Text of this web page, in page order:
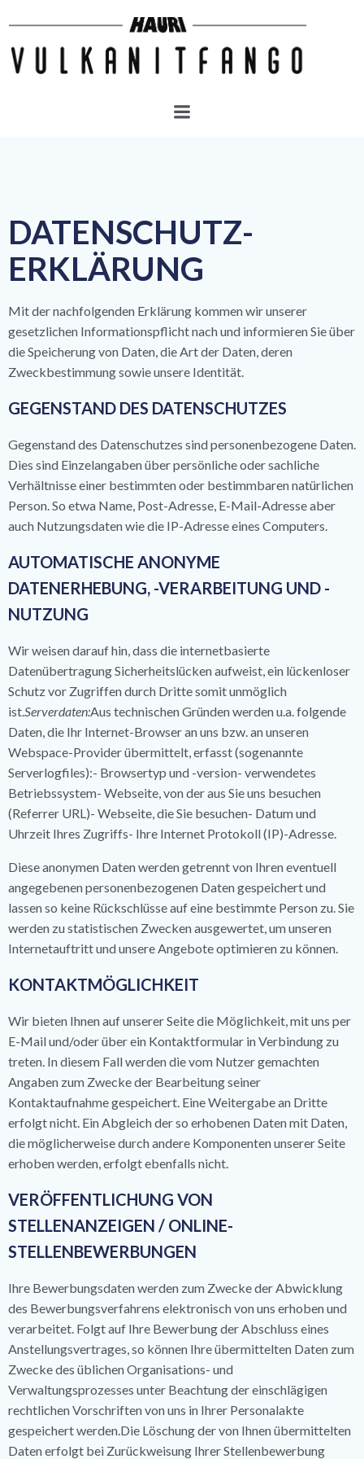
Inhalt
springen
DATENSCHUTZ­
ERKLÄRUNG
Mit der nachfolgenden Erklärung kommen wir unserer
gesetzlichen Informationspflicht nach und informieren Sie über
die Speicherung von Daten, die Art der Daten, deren
Zweckbestimmung sowie unsere Identität.
GEGENSTAND DES DATENSCHUTZES
Gegenstand des Datenschutzes sind personenbezogene Daten.
Dies sind Einzelangaben über persönliche oder sachliche
Verhältnisse einer bestimmten oder bestimmbaren natürlichen
Person. So etwa Name, Post-Adresse, E-Mail-Adresse aber
auch Nutzungsdaten wie die IP-Adresse eines Computers.
AUTOMATISCHE ANONYME
DATENERHEBUNG, -VERARBEITUNG UND -
NUTZUNG
Wir weisen darauf hin, dass die internetbasierte
Datenübertragung Sicherheitslücken aufweist, ein lückenloser
Schutz vor Zugriffen durch Dritte somit unmöglich
ist.Serverdaten:Aus technischen Gründen werden u.a. folgende
Daten, die Ihr Internet-Browser an uns bzw. an unseren
Webspace-Provider übermittelt, erfasst (sogenannte
Serverlogfiles):- Browsertyp und -version- verwendetes
Betriebssystem- Webseite, von der aus Sie uns besuchen
(Referrer URL)- Webseite, die Sie besuchen- Datum und
Uhrzeit Ihres Zugriffs- Ihre Internet Protokoll (IP)-Adresse.
Diese anonymen Daten werden getrennt von Ihren eventuell
angegebenen personenbezogenen Daten gespeichert und
lassen so keine Rückschlüsse auf eine bestimmte Person zu. Sie
werden zu statistischen Zwecken ausgewertet, um unseren
Internetauftritt und unsere Angebote optimieren zu können.
KONTAKTMÖGLICHKEIT
Wir bieten Ihnen auf unserer Seite die Möglichkeit, mit uns per
E-Mail und/oder über ein Kontaktformular in Verbindung zu
treten. In diesem Fall werden die vom Nutzer gemachten
Angaben zum Zwecke der Bearbeitung seiner
Kontaktaufnahme gespeichert. Eine Weitergabe an Dritte
erfolgt nicht. Ein Abgleich der so erhobenen Daten mit Daten,
die möglicherweise durch andere Komponenten unserer Seite
erhoben werden, erfolgt ebenfalls nicht.
VERÖFFENTLICHUNG VON
STELLENANZEIGEN / ONLINE-
STELLENBEWERBUNGEN
Ihre Bewerbungsdaten werden zum Zwecke der Abwicklung
des Bewerbungsverfahrens elektronisch von uns erhoben und
verarbeitet. Folgt auf Ihre Bewerbung der Abschluss eines
Anstellungsvertrages, so können Ihre übermittelten Daten zum
Zwecke des üblichen Organisations- und
Verwaltungsprozesses unter Beachtung der einschlägigen
rechtlichen Vorschriften von uns in Ihrer Personalakte
gespeichert werden.Die Löschung der von Ihnen übermittelten
Daten erfolgt bei Zurückweisung Ihrer Stellenbewerbung